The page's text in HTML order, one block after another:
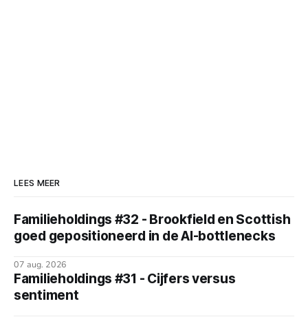
LEES MEER
Familieholdings #32 - Brookfield en Scottish
goed gepositioneerd in de AI-bottlenecks
07 aug. 2026
Familieholdings #31 - Cijfers versus
sentiment